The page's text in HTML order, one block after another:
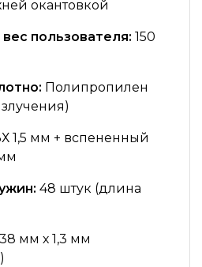
окантовкой
пользователя: 150
Полипропилен
1,5 мм + вспененный
48 штук (длина
мм х 1,3 мм